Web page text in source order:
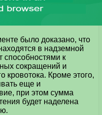
было доказано, что
в надземной
способностями к
сокращений и
кровотока. Кроме этого,
еще и
при этом сумма
будет наделена